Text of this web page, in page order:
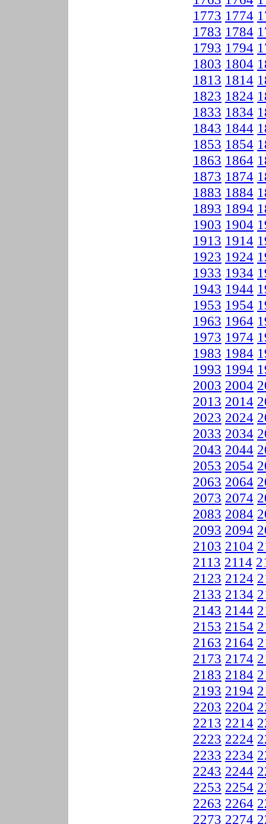
1773 1774
1783 1784
1793 1794
1803 1804
1813 1814
1823 1824
1833 1834
1843 1844
1853 1854
1863 1864
1873 1874
1883 1884
1893 1894
1903 1904
1913 1914
1923 1924
1933 1934
1943 1944
1953 1954
1963 1964
1973 1974
1983 1984
1993 1994
2003 2004
2013 2014
2023 2024
2033 2034
2043 2044
2053 2054
2063 2064
2073 2074
2083 2084
2093 2094
2103 2104
2113 2114
2123 2124
2133 2134
2143 2144
2153 2154
2163 2164
2173 2174
2183 2184
2193 2194
2203 2204
2213 2214
2223 2224
2233 2234
2243 2244
2253 2254
2263 2264
2273 2274